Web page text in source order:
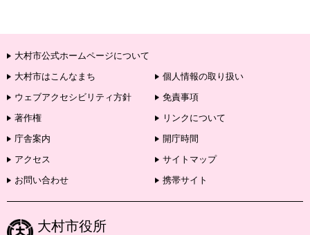
大村市公式ホームページについて
大村市はこんなまち
個人情報の取り扱い
ウェブアクセシビリティ方針
免責事項
著作権
リンクについて
庁舎案内
開庁時間
アクセス
サイトマップ
お問い合わせ
携帯サイト
大村市役所